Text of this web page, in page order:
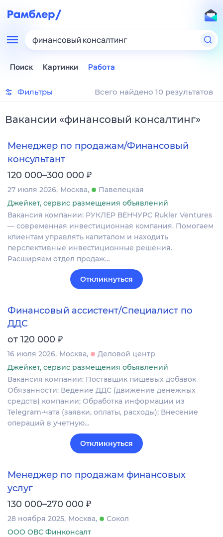
финансовый консалтинг
Поиск Картинки Работа
Фильтры Всего найдено 10 результатов
Вакансии «финансовый консалтинг»
Менеджер по продажам/Финансовый
консультант
120 000–300 000 ₽
27 июля 2026 Москва
Павелецкая
Джейкет, сервис размещения объявлений
Вакансия компании: РУКЛЕР ВЕНЧУРС Rukler Ventures
— современная инвестиционная компания. Помогаем
клиентам управлять капиталом и находить
перспективные инвестиционные решения.
Расширяем отдел продаж…
Откликнуться
Финансовый ассистент/Специалист по
ДДС
от 120 000 ₽
16 июля 2026 Москва
Деловой центр
Джейкет, сервис размещения объявлений
Вакансия компании: Поставщик пищевых добавок
Обязанности: Ведение ДДС (движение денежных
средств) компании; Обработка информации из
Telegram-чата (заявки, оплаты, расходы); Внесение
операций в учетную…
Откликнуться
Менеджер по продажам финансовых
услуг
130 000–270 000 ₽
28 ноября 2025 Москва
Сокол
ООО ОВС Финконсалт